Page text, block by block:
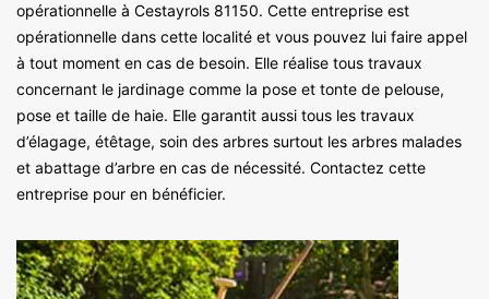
opérationnelle à Cestayrols 81150. Cette entreprise est
opérationnelle dans cette localité et vous pouvez lui faire appel
à tout moment en cas de besoin. Elle réalise tous travaux
concernant le jardinage comme la pose et tonte de pelouse,
pose et taille de haie. Elle garantit aussi tous les travaux
d’élagage, étêtage, soin des arbres surtout les arbres malades
et abattage d’arbre en cas de nécessité. Contactez cette
entreprise pour en bénéficier.